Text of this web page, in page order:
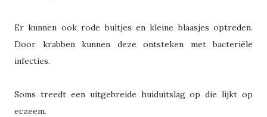
Er kunnen ook rode bultjes en kleine blaasjes optreden.
Door krabben kunnen deze ontsteken met bacteriële
infecties.
Soms treedt een uitgebreide huiduitslag op die lijkt op
eczeem.